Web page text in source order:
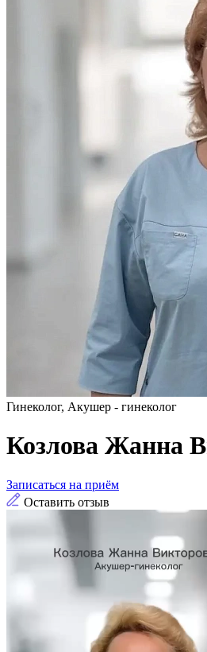
Гинеколог, Акушер - гинеколог
Козлова Жанна
Записаться на приём
Оставить отзыв